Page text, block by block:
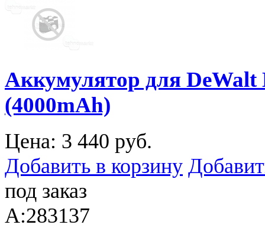
Аккумулятор для DeWalt
(4000mAh)
Цена: 3 440 руб.
Добавить в корзину
под заказ
A:283137